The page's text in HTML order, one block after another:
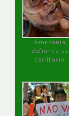
Amazonía
defiende su
territorio